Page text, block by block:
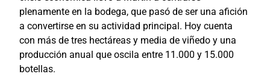
plenamente en la bodega, que pasó de ser una afición
a convertirse en su actividad principal. Hoy cuenta
con más de tres hectáreas y media de viñedo y una
producción anual que oscila entre 11.000 y 15.000
botellas.